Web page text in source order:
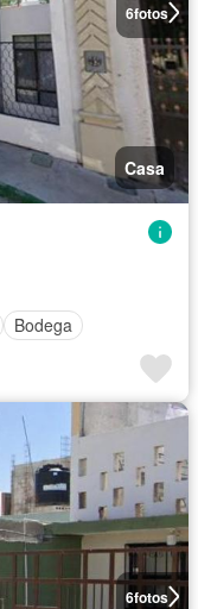
6fotos
Casa
Bodega
6fotos